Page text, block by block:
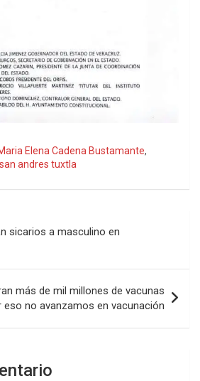
Elena Cadena Bustamante,
san andres tuxtla
sicarios a masculino en
más de mil millones de vacunas
no avanzamos en vacunación